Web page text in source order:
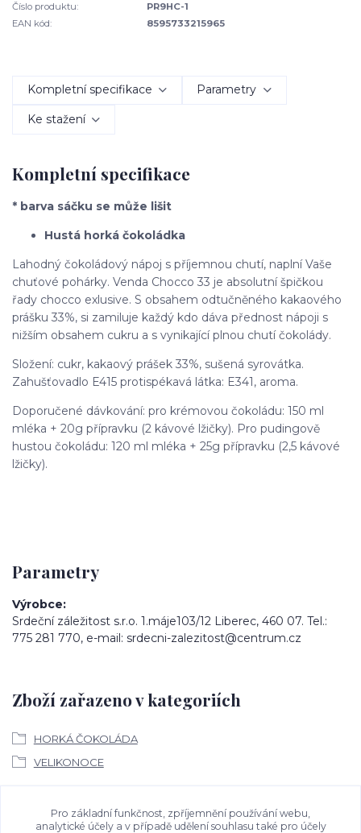
Číslo produktu:
PR9HC-1
EAN kód:
8595733215965
Kompletní specifikace Parametry
Ke stažení
Kompletní specifikace
* barva sáčku se může lišit
Hustá horká čokoládka
Lahodný čokoládový nápoj s příjemnou chutí, naplní Vaše
chuťové pohárky. Venda Chocco 33 je absolutní špičkou
řady chocco exlusive. S obsahem odtučněného kakaového
prášku 33%, si zamiluje každý kdo dáva přednost nápoji s
nižším obsahem cukru a s vynikající plnou chutí čokolády.
Složení: cukr, kakaový prášek 33%, sušená syrovátka.
Zahušťovadlo E415 protispékavá látka: E341, aroma.
Doporučené dávkování: pro krémovou čokoládu: 150 ml
mléka + 20g přípravku (2 kávové lžičky). Pro pudingově
hustou čokoládu: 120 ml mléka + 25g přípravku (2,5 kávové
lžičky).
Parametry
Výrobce
Srdeční záležitost s.r.o. 1.máje103/12 Liberec, 460 07. Tel.:
775 281 770, e-mail: srdecni-zalezitost@centrum.cz
Zboží zařazeno v kategoriích
HORKÁ ČOKOLÁDA
VELIKONOCE
Ke stažení
Pro základní funkčnost, zpříjemnění používání webu,
analytické účely a v případě udělení souhlasu také pro účely